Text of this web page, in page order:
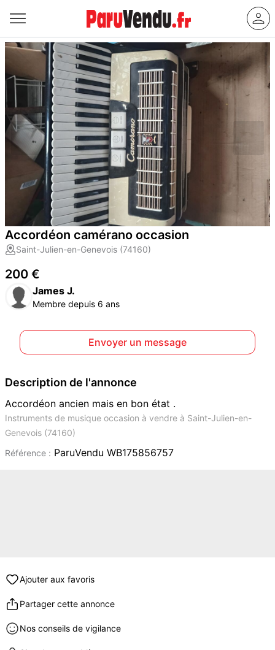
Accordéon camérano occasion
Saint-Julien-en-Genevois (74160)
200 €
James J.
Membre depuis 6 ans
Envoyer un message
Description de l'annonce
Accordéon ancien mais en bon état .
Instruments de musique occasion à vendre à Saint-Julien-en-
Genevois (74160)
Référence : ParuVendu WB175856757
Ajouter aux favoris
Partager cette annonce
Nos conseils de vigilance